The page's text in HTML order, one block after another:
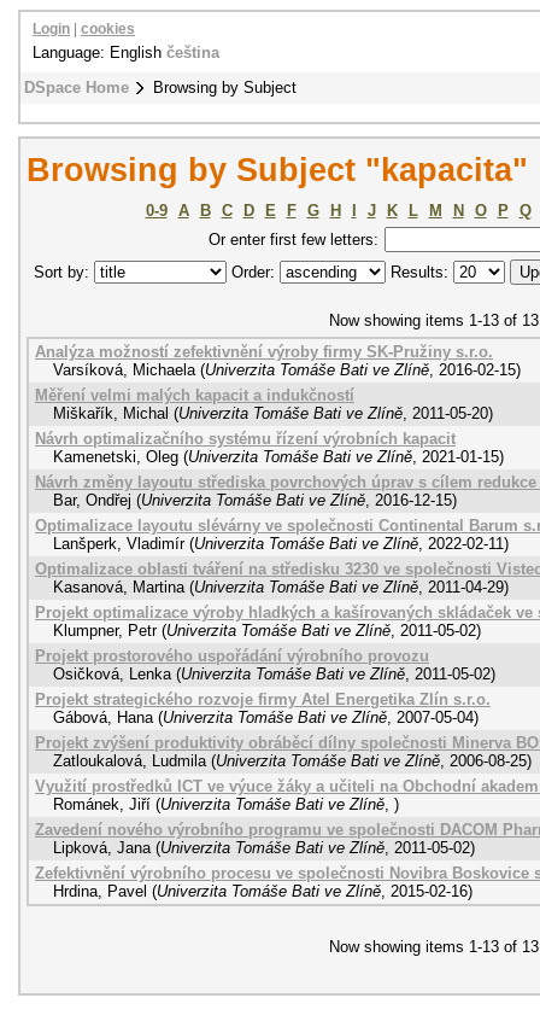
DSpace Home Browsing by Subject
Login cookies
Language: English čeština
Browsing by Subject "kapacita"
0-9 A B C D E F G H J K L M N O P
Q
Or enter first few letters:
Sort by:
Order: Results:
Now showing items 1-13 of 13
Analýza možností zefektivnění výroby firmy SK-Pružiny s.r.o.
Varsíková, Michaela (Univerzita Tomáše Bati ve Zlíně, 2016-02-15)
Měření velmi malých kapacit a indukčností
Miškařík, Michal (Univerzita Tomáše Bati ve Zlíně, 2011-05-20)
Návrh optimalizačního systému řízení výrobních kapacit
Kamenetski, Oleg (Univerzita Tomáše Bati ve Zlíně, 2021-01-15)
Návrh změny layoutu střediska povrchových úprav s cílem
Bar, Ondřej (Univerzita Tomáše Bati ve Zlíně, 2016-12-15)
Optimalizace layoutu slévárny ve společnosti Continental Barum
Lanšperk, Vladimír (Univerzita Tomáše Bati ve Zlíně, 2022-02-11)
Optimalizace oblasti tváření na středisku 3230 ve společnosti
Kasanová, Martina (Univerzita Tomáše Bati ve Zlíně, 2011-04-29)
Projekt optimalizace výroby hladkých a kašírovaných skládaček
Klumpner, Petr (Univerzita Tomáše Bati ve Zlíně, 2011-05-02)
Projekt prostorového uspořádání výrobního provozu
Osičková, Lenka (Univerzita Tomáše Bati ve Zlíně, 2011-05-02)
Projekt strategického rozvoje firmy Atel Energetika Zlín s.r.o.
Gábová, Hana (Univerzita Tomáše Bati ve Zlíně, 2007-05-04)
Projekt zvýšení produktivity obráběcí dílny společnosti Minerva
Zatloukalová, Ludmila (Univerzita Tomáše Bati ve Zlíně, 2006-08-25)
Využití prostředků ICT ve výuce žáky a učiteli na Obchodní
Románek, Jiří (Univerzita Tomáše Bati ve Zlíně, )
Zavedení nového výrobního programu ve společnosti DACOM
Lipková, Jana (Univerzita Tomáše Bati ve Zlíně, 2011-05-02)
Zefektivnění výrobního procesu ve společnosti Novibra Boskovice
Hrdina, Pavel (Univerzita Tomáše Bati ve Zlíně, 2015-02-16)
Now showing items 1-13 of 13